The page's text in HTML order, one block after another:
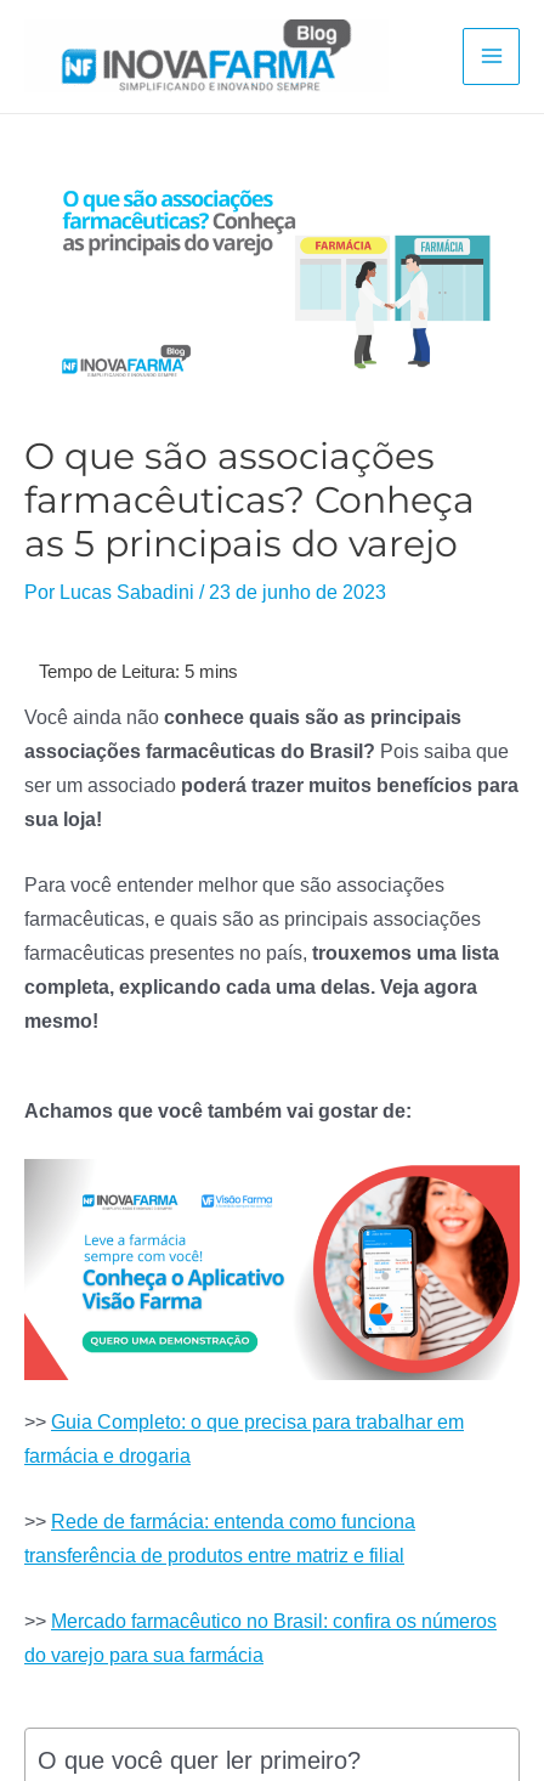
Main
O que são associações
farmacêuticas? Conheça
as 5 principais do varejo
Por Lucas Sabadini / 23 de junho de 2023
Você ainda não conhece quais são as principais
associações farmacêuticas do Brasil? Pois saiba que
ser um associado poderá trazer muitos benefícios para
sua loja!
Para você entender melhor que são associações
farmacêuticas, e quais são as principais associações
farmacêuticas presentes no país, trouxemos uma lista
completa, explicando cada uma delas. Veja agora
mesmo!
Achamos que você também vai gostar de:
>> Guia Completo: o que precisa para trabalhar em
farmácia e drogaria
>> Rede de farmácia: entenda como funciona
transferência de produtos entre matriz e filial
>> Mercado farmacêutico no Brasil: confira os números
do varejo para sua farmácia
O que você quer ler primeiro?